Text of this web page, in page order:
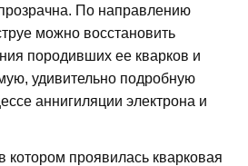
По направлению
можно восстановить
породивших ее кварков и
удивительно подробную
аннигиляции электрона и
котором проявилась кварковая